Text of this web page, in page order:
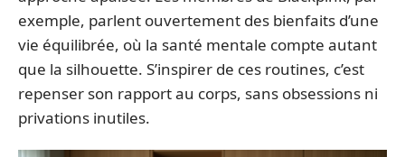
exemple, parlent ouvertement des bienfaits d’une
vie équilibrée, où la santé mentale compte autant
que la silhouette. S’inspirer de ces routines, c’est
repenser son rapport au corps, sans obsessions ni
privations inutiles.